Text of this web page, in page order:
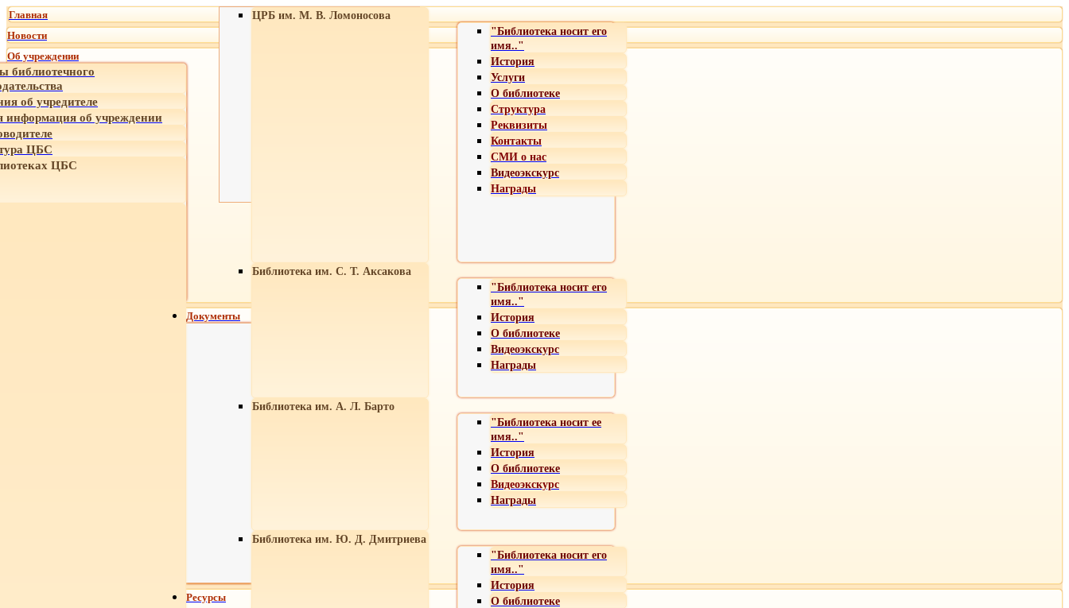
Главная
Новости
Об учреждении
библиотечного
об учредителе
об учреждении
ЦБС
ЦБС
ЦРБ им. М. В. Ломоносова
"Библиотека носит его
имя.."
История
Услуги
О библиотеке
Структура
Реквизиты
Контакты
СМИ о нас
Видеоэкскурс
Награды
Библиотека им. С. Т. Аксакова
"Библиотека носит его
имя.."
История
О библиотеке
Видеоэкскурс
Награды
Библиотека им. А. Л. Барто
"Библиотека носит ее
имя.."
История
О библиотеке
Видеоэкскурс
Награды
Библиотека им. Ю. Д. Дмитриева
"Библиотека носит его
имя.."
История
О библиотеке
Документы
Ресурсы